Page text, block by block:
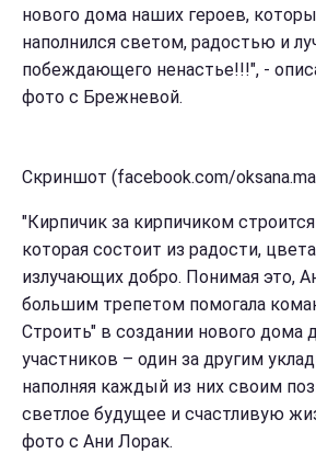
нового дома наших героев,
наполнился светом, радостью и
побеждающего ненастье!!!", -
фото с Брежневой.
Скриншот (facebook.com/
"Кирпичик за кирпичиком
которая состоит из радости,
излучающих добро. Понимая это,
большим трепетом помогала
Строить" в создании нового дома
участников – один за другим
наполняя каждый из них своим
светлое будущее и счастливую
фото с Ани Лорак.